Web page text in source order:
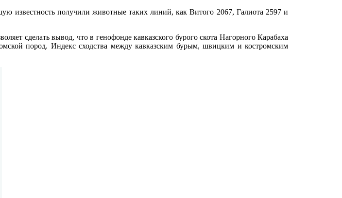
известность получили животные таких линий, как Витого 2067, Галиота 2597 и
сделать вывод, что в генофонде кавказского бурого скота Нагорного Карабаха
пород. Индекс сходства между кавказским бурым, швицким и костромским